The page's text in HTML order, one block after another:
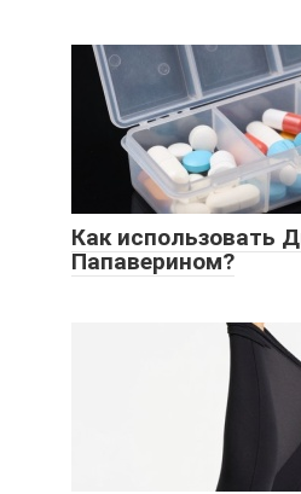
Как использовать
Папаверином?